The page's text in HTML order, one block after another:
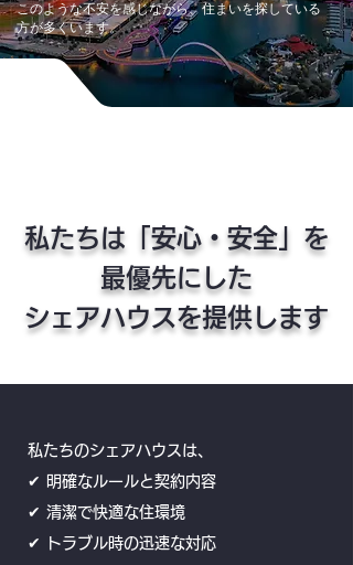
このような不安を感じながら、住まいを探している
方が多くいます。
私たちは「安心・安全」を
最優先にした
シェアハウスを提供します
私たちのシェアハウスは、
✔ 明確なルールと契約内容
✔ 清潔で快適な住環境
✔ トラブル時の迅速な対応